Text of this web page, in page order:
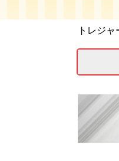
トレジャ